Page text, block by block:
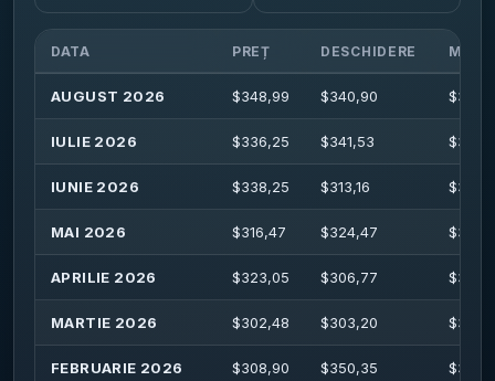
DATA PREȚ DESCHIDERE
AUGUST 2026 $348,99 $340,90 $
IULIE 2026 $336,25 $341,53 $
IUNIE 2026 $338,25 $313,16 $
MAI 2026 $316,47 $324,47 $
APRILIE 2026 $323,05 $306,77 $
MARTIE 2026 $302,48 $303,20 $
FEBRUARIE 2026 $308,90 $350,35 $